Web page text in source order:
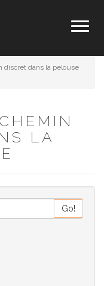
discret dans la pelouse
LA
Go!